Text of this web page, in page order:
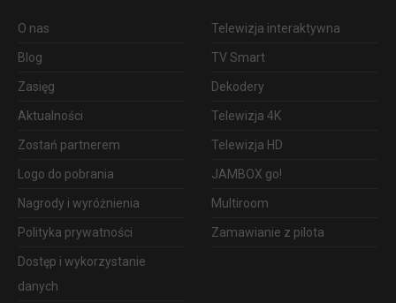
O nas
Blog
Zasięg
Aktualności
Zostań partnerem
Logo do pobrania
Nagrody i wyróżnienia
Polityka prywatności
Dostęp i wykorzystanie
danych
Telewizja interaktywna
TV Smart
Dekodery
Telewizja 4K
Telewizja HD
JAMBOX go!
Multiroom
Zamawianie z pilota